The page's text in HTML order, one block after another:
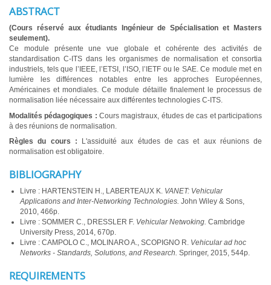
ABSTRACT
(Cours réservé aux étudiants Ingénieur de Spécialisation et Masters
seulement).
Ce module présente une vue globale et cohérente des activités de
standardisation C-ITS dans les organismes de normalisation et consortia
industriels, tels que l’IEEE, l’ETSI, l’ISO, l’IETF ou le SAE. Ce module met en
lumière les différences notables entre les approches Européennes,
Américaines et mondiales. Ce module détaille finalement le processus de
normalisation liée nécessaire aux différentes technologies C-ITS.
Modalités pédagogiques : Cours magistraux, études de cas et participations
à des réunions de normalisation.
Règles du cours :
L'assiduité aux études de cas et aux réunions de
normalisation est obligatoire.
BIBLIOGRAPHY
Livre : HARTENSTEIN H., LABERTEAUX K. VANET: Vehicular
Applications and Inter-Networking Technologies. John Wiley & Sons,
2010, 466p.
Livre : SOMMER C., DRESSLER F. Vehicular Netwoking. Cambridge
University Press, 2014, 670p.
Livre : CAMPOLO C., MOLINARO A., SCOPIGNO R. Vehicular ad hoc
Networks - Standards, Solutions, and Research. Springer, 2015, 544p.
REQUIREMENTS